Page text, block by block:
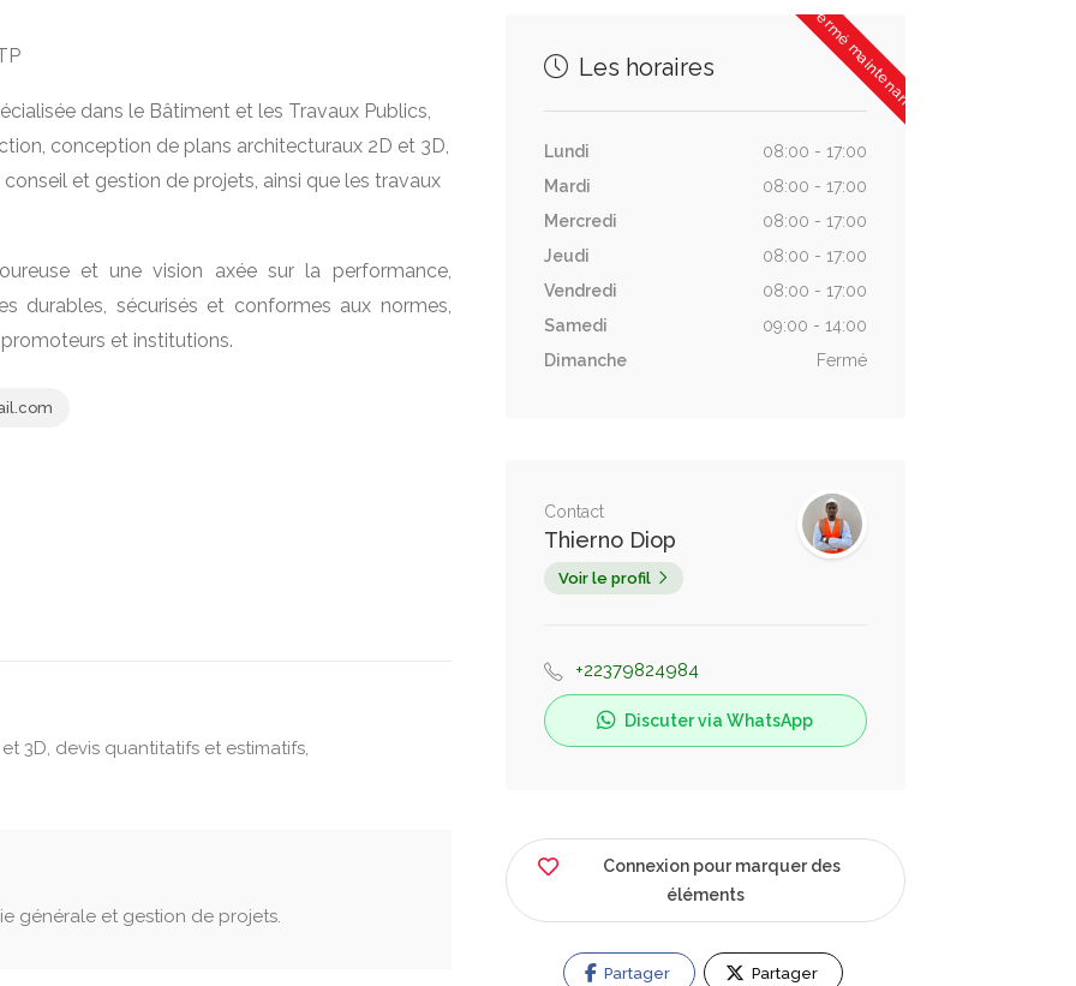
dans le Bâtiment et les Travaux Publics,
conception de plans architecturaux 2D et 3D,
et gestion de projets, ainsi que les travaux
et une vision axée sur la performance,
durables, sécurisés et conformes aux normes,
et institutions.
3D, devis quantitatifs et estimatifs,
générale et gestion de projets.
Fermé maintenant
Les horaires
Lundi
08:00 - 17:00
Mardi
08:00 - 17:00
Mercredi
08:00 - 17:00
Jeudi
08:00 - 17:00
Vendredi
08:00 - 17:00
Samedi
09:00 - 14:00
Dimanche
Fermé
Contact
Thierno Diop
Voir le profil
+22379824984
Discuter via WhatsApp
Connexion pour marquer des
éléments
Partager Partager